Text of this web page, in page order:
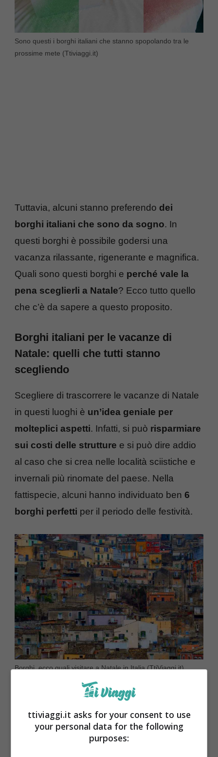
Sono questi i borghi italiani che stanno spopolando tra le
prossime mete (Ttiviaggi.it)
Tuttavia, alcuni stanno preferendo dei
borghi italiani che sono da sogno. In
questi borghi è possibile godersi una
vacanza rilassante, rigenerante e magnifica.
Quali sono questi borghi e perché vale la
pena sceglierli a Natale? Ecco tutto quello
che c’è da sapere a questo proposito.
Borghi italiani per le vacanze di
Natale: quelli che tutti stanno
scegliendo
Scegliere di trascorrere le vacanze di Natale
in questi luoghi è un’idea geniale per
molteplici aspetti. Infatti, si può risparmiare
sui costi delle strutture e si può dire addio
al caso che si crea nelle località sciistiche e
invernali più rinomate del paese. Nella
fattispecie, alcuni hanno individuato ben 6
borghi perfetti per il periodo delle festività.
Borghi, ecco quali visitare a Natale in Italia (TtiViaggi.it)
ttiviaggi.it asks for your consent to use
your personal data for the following
purposes: